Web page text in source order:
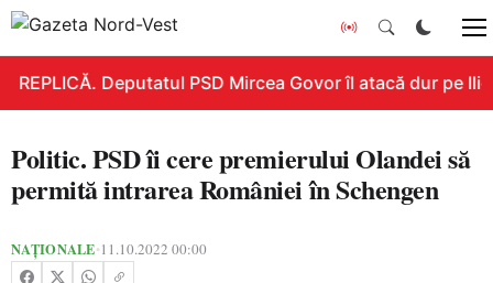
REPLICĂ. Deputatul PSD Mircea Govor îl atacă dur pe
Politic. PSD îi cere premierului Olandei să
permită intrarea României în Schengen
NAȚIONALE•11.10.2022 00:00